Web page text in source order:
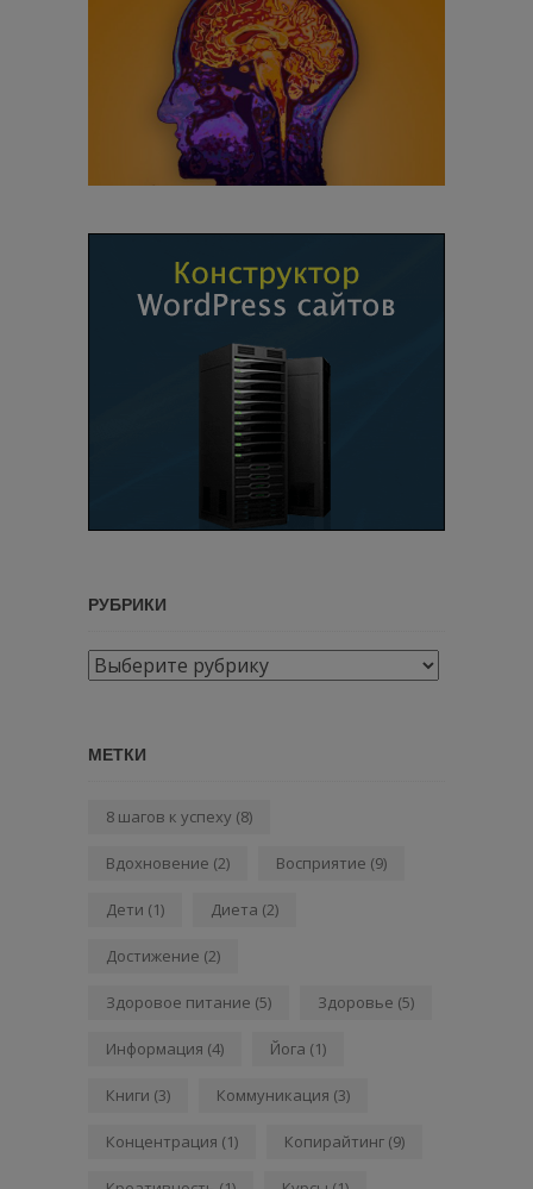
РУБРИКИ
Рубрики
МЕТКИ
8 шагов к успеху (8)
Вдохновение (2) Восприятие (9)
Дети (1) Диета (2)
Достижение (2)
Здоровое питание (5) Здоровье (5)
Информация (4) Йога (1)
Книги (3) Коммуникация (3)
Концентрация (1) Копирайтинг (9)